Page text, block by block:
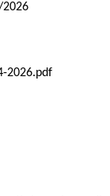
2026
2026.pdf